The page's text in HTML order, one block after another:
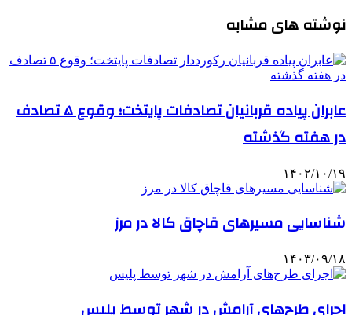
نوشته های مشابه
عابران پیاده قربانیان تصادفات پایتخت؛ وقوع ۵ تصادف
در هفته گذشته
۱۴۰۲/۱۰/۱۹
شناسایی مسیرهای قاچاق کالا در مرز
۱۴۰۳/۰۹/۱۸
اجرای طرح‌های آرامش در شهر توسط پلیس